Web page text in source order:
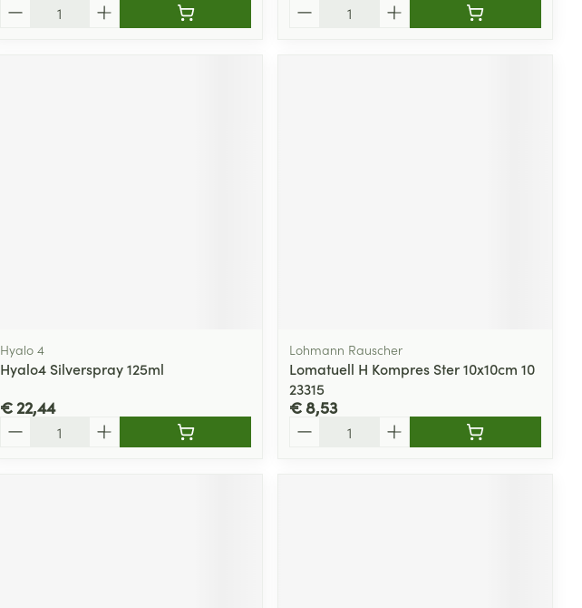
Hyalo 4
Hyalo4 Silverspray 125ml
€ 22,44
Lohmann Rauscher
Lomatuell H Kompres Ster 10x10cm 10
23315
€ 8,53